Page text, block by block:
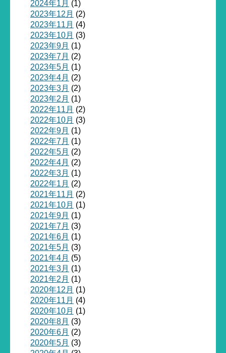
2024年1月 (1)
2023年12月 (2)
2023年11月 (4)
2023年10月 (3)
2023年9月 (1)
2023年7月 (2)
2023年5月 (1)
2023年4月 (2)
2023年3月 (2)
2023年2月 (1)
2022年11月 (2)
2022年10月 (3)
2022年9月 (1)
2022年7月 (1)
2022年5月 (2)
2022年4月 (2)
2022年3月 (1)
2022年1月 (2)
2021年11月 (2)
2021年10月 (1)
2021年9月 (1)
2021年7月 (3)
2021年6月 (1)
2021年5月 (3)
2021年4月 (5)
2021年3月 (1)
2021年2月 (1)
2020年12月 (1)
2020年11月 (4)
2020年10月 (1)
2020年8月 (3)
2020年6月 (2)
2020年5月 (3)